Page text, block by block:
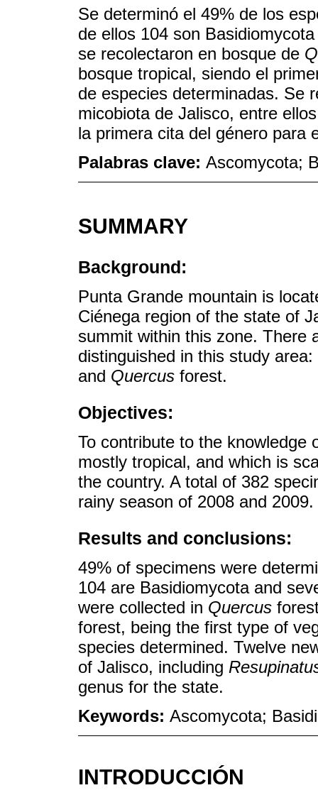
Se determinó el 49% de los
de ellos 104 son
se recolectaron en bosque de
bosque tropical, siendo el
de especies determinadas. Se
micobiota de Jalisco, entre
la primera cita del género para
Palabras clave: Ascomycota;
SUMMARY
Background:
Punta Grande mountain is
Ciénega region of the state of
summit within this zone. There
distinguished in this study
and Quercus forest.
Objectives:
To contribute to the knowledge
mostly tropical, and which is
the country. A total of 382
rainy season of 2008 and 2009.
Results and conclusions:
49% of specimens were
104 are Basidiomycota and
were collected in Quercus
forest, being the first type of
species determined. Twelve
of Jalisco, including
genus for the state.
Keywords: Ascomycota;
INTRODUCCIÓN